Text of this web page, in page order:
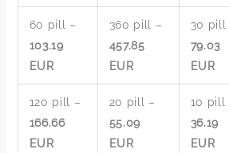
60 pill –
103.19
EUR
360 pill –
457.85
EUR
30 pill
79.03
EUR
120 pill –
166.66
EUR
20 pill –
55.09
EUR
10 pill
36.19
EUR